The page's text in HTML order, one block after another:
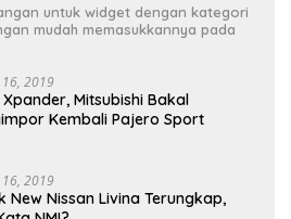
untuk widget dengan kategori
mudah memasukkannya pada
2019
Mitsubishi Bakal
Kembali Pajero Sport
2019
New Nissan Livina Terungkap,